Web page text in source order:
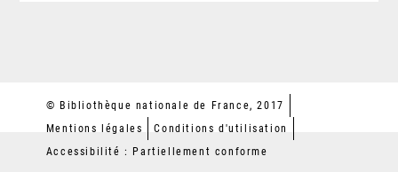
© Bibliothèque nationale de France, 2017
Mentions légales
Conditions d'utilisation
Accessibilité : Partiellement conforme